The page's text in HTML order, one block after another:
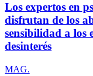
Los expertos en
disfrutan de los
sensibilidad a los
desinterés
MAG.